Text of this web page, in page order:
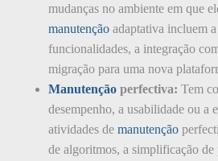
mudanças no ambiente em que
manutenção adaptativa incluem
funcionalidades, a integração
migração para uma nova
Manutenção perfectiva: Tem
desempenho, a usabilidade ou a
atividades de manutenção
de algoritmos, a simplificação de